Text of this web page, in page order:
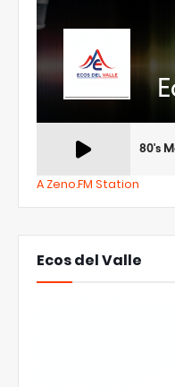
A Zeno.FM Station
Ecos del Valle